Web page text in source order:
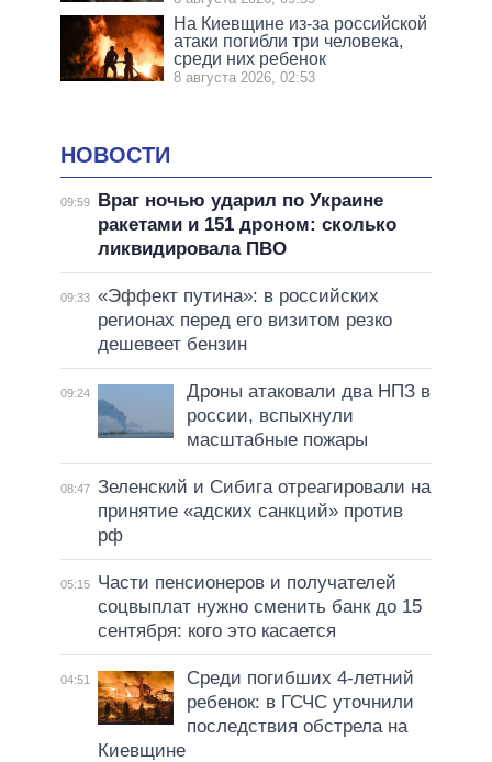
На Киевщине из-за российской
атаки погибли три человека,
среди них ребенок
8 августа 2026, 02:53
НОВОСТИ
09:59
Враг ночью ударил по Украине
ракетами и 151 дроном: сколько
ликвидировала ПВО
09:33 «Эффект путина»: в российских
регионах перед его визитом резко
дешевеет бензин
09:24
Дроны атаковали два НПЗ в
россии, вспыхнули
масштабные пожары
08:47 Зеленский и Сибига отреагировали на
принятие «адских санкций» против
рф
05:15
Части пенсионеров и получателей
соцвыплат нужно сменить банк до 15
сентября: кого это касается
04:51
Среди погибших 4-летний
ребенок: в ГСЧС уточнили
последствия обстрела на
Киевщине